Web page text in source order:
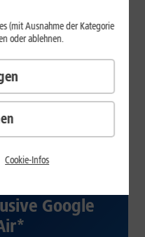
ab 29,99
€/Monat*
Verfügbarkeit prüfen
Google
(mit Ausnahme der Kategorie
oder ablehnen.
Cookie-Infos